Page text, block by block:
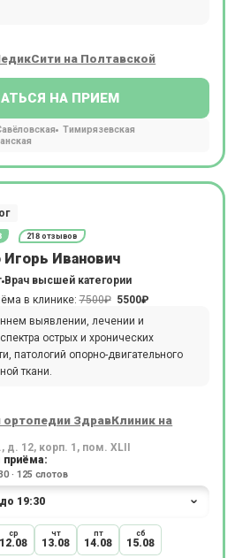
на Полтавской
НА ПРИЕМ
Тимирязевская
218 отзывов
Игорь Иванович
Врач высшей категории
в клинике:7500₽ 5500₽
выявлении, лечении и
острых и хронических
патологий опорно-двигательного
ткани.
ортопедии ЗдравКлиник на
12, корп. 1, пом. XLII
приёма:
· 125 слотов
ср
12.08
чт
13.08
пт
14.08
сб
15.08